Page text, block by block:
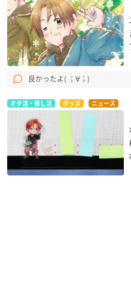
良かったよ( ；∀；)
オタ活・推し活 グッズ ニュース